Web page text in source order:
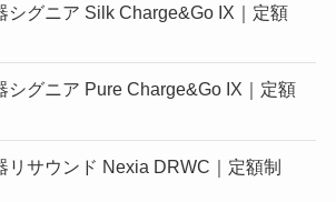
シグニア Silk Charge&Go IX｜定額
シグニア Pure Charge&Go IX｜定額
リサウンド Nexia DRWC｜定額制